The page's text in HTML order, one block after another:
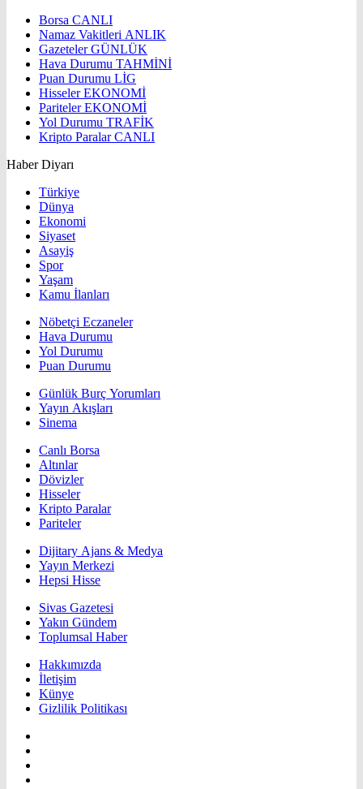
Borsa CANLI
Namaz Vakitleri ANLIK
GazetelerGÜNLÜK
Hava Durumu TAHMİNİ
Puan Durumu LİG
HisselerEKONOMİ
ParitelerEKONOMİ
Yol Durumu TRAFİK
Kripto ParalarCANLI
Haber Diyarı
Türkiye
Dünya
Ekonomi
Siyaset
Asayiş
Spor
Yaşam
Kamu İlanları
Nöbetçi Eczaneler
Hava Durumu
Yol Durumu
Puan Durumu
Günlük Burç Yorumları
Yayın Akışları
Sinema
Canlı Borsa
Altınlar
Dövizler
Hisseler
Kripto Paralar
Pariteler
Dijitary Ajans & Medya
Yayın Merkezi
Hepsi Hisse
Sivas Gazetesi
Yakın Gündem
Toplumsal Haber
Hakkımızda
İletişim
Künye
Gizlilik Politikası